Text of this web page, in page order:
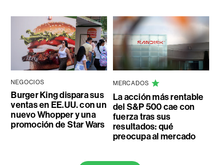
NEGOCIOS
Burger King dispara sus
ventas en EE.UU. con un
nuevo Whopper y una
promoción de Star Wars
MERCADOS
La acción más rentable
del S&P 500 cae con
fuerza tras sus
resultados: qué
preocupa al mercado